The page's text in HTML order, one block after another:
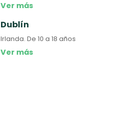
Ver más
Dublín
Irlanda.De 10 a 18 años
Ver más